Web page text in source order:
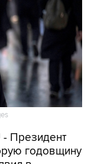
- Президент
годовщину